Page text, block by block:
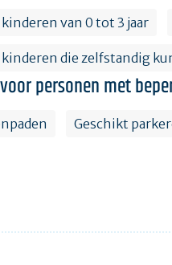
van 0 tot 3 jaar
die zelfstandig
personen met
Geschikt